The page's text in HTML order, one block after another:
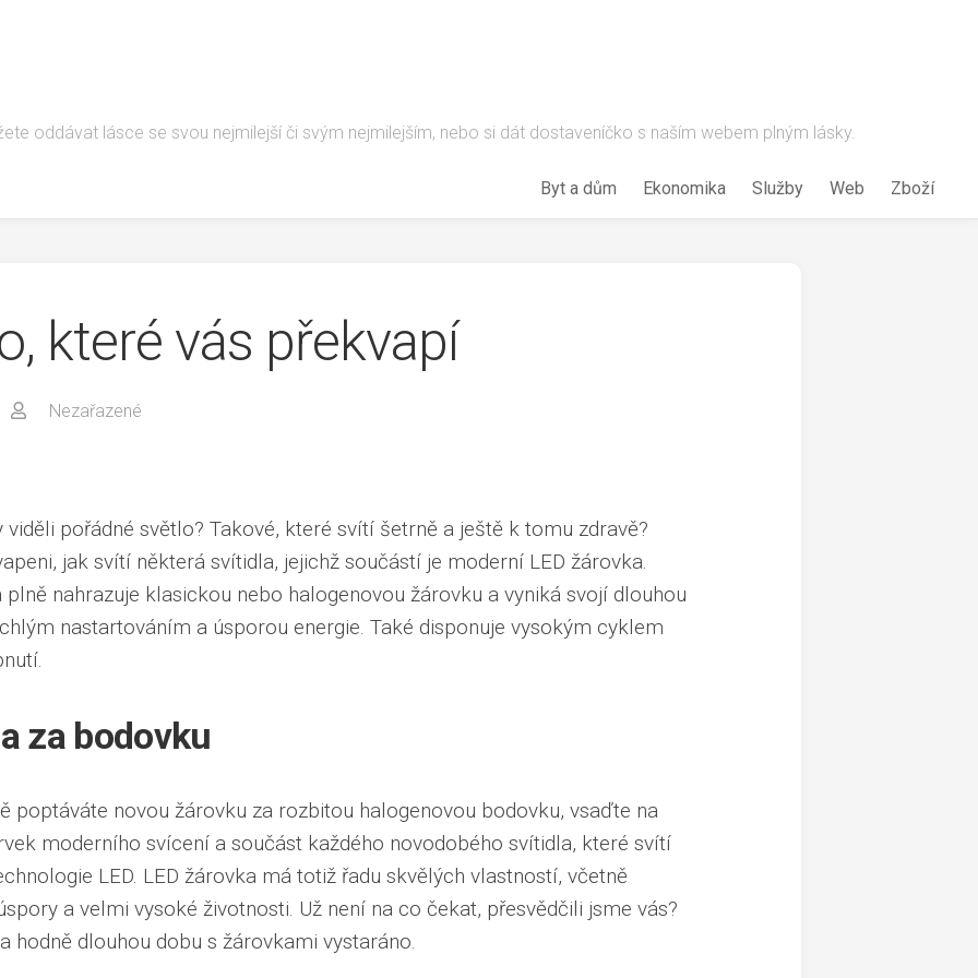
oddávat lásce se svou nejmilejší či svým nejmilejším, nebo si dát dostaveníčko s naším webem plným lásky.
Byt a dům Ekonomika Služby Web Zboží
které vás překvapí
Nezařazené
viděli pořádné světlo? Takové, které svítí šetrně a ještě k tomu zdravě?
jak svítí některá svítidla, jejichž součástí je moderní LED žárovka.
plně nahrazuje klasickou nebo halogenovou žárovku a vyniká svojí dlouhou
nastartováním a úsporou energie. Také disponuje vysokým cyklem
za bodovku
poptáváte novou žárovku za rozbitou halogenovou bodovku, vsaďte na
moderního svícení a součást každého novodobého svítidla, které svítí
LED. LED žárovka má totiž řadu skvělých vlastností, včetně
a velmi vysoké životnosti. Už není na co čekat, přesvědčili jsme vás?
hodně dlouhou dobu s žárovkami vystaráno.